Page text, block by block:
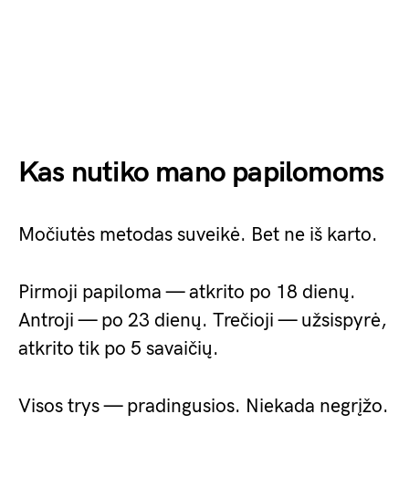
Kas nutiko mano papilomoms
Močiutės metodas suveikė. Bet ne iš karto.
Pirmoji papiloma — atkrito po 18 dienų.
Antroji — po 23 dienų. Trečioji — užsispyrė,
atkrito tik po 5 savaičių.
Visos trys — pradingusios. Niekada negrįžo.